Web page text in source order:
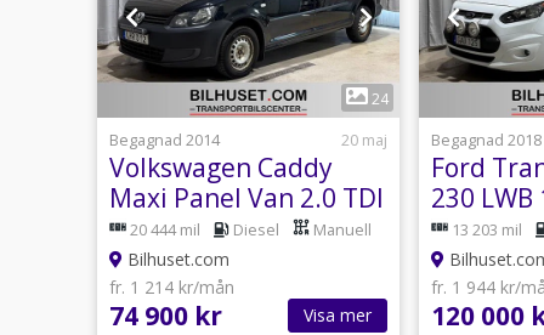
1
24
Begagnad 2014
20 maj
Volkswagen Caddy
Maxi Panel Van 2.0 TDI
DPF 4Motion Drag
Värmare
20 444 mil Diesel Manuell
Bilhuset.com
fr. 1 214 kr/mån
74 900 kr Visa mer
Begagnad 2018
Ford
230 LWB
Drag
13 203 mil
fr. 1 944 kr/
120 000